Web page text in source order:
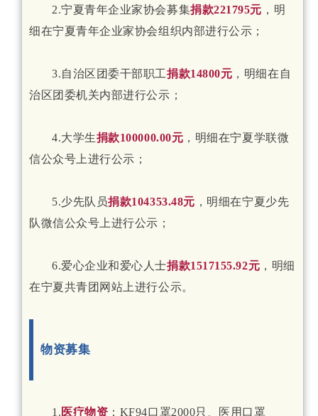
2.宁夏青年企业家协会募集捐款221795元 ，明
细在宁夏青年企业家协会组织内部进行公示；
3.自治区团委干部职工捐款14800元 ，明细在自
治区团委机关内部进行公示；
4.大学生捐款100000.00元 ，明细在宁夏学联微
信公众号上进行公示；
5.少先队员捐款104353.48元 ，明细在宁夏少先
队微信公众号上进行公示；
6.爱心企业和爱心人士捐款1517155.92元 ，明细
在宁夏共青团网站上进行公示。
物资募集
1. 医疗物资 ：KF94口罩2000只、医用口罩